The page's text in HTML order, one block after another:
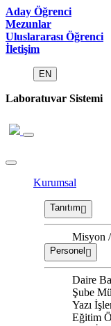
Aday Öğrenci
Mezunlar
Uluslararası Öğrenci
İletişim
EN
Laboratuvar Sistemi
Kurumsal
Tanıtım
Misyon
Personel
Daire
Şube
Yazı
Eğitim